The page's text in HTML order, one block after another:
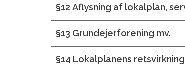
§12 Aflysning af lokalplan,
§13 Grundejerforening mv.
§14 Lokalplanens